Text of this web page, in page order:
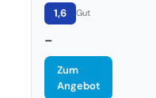
1,6 Gut
–
Zum
Angebot